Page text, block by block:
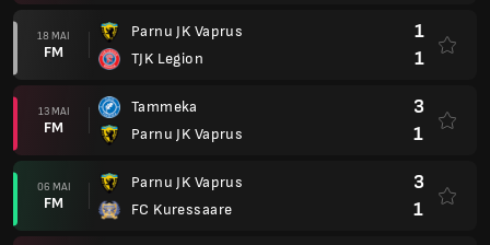
18 MAI
FM
Parnu JK Vaprus
TJK Legion
1
1
13 MAI
FM
Tammeka
Parnu JK Vaprus
3
1
06 MAI
FM
Parnu JK Vaprus
FC Kuressaare
3
1